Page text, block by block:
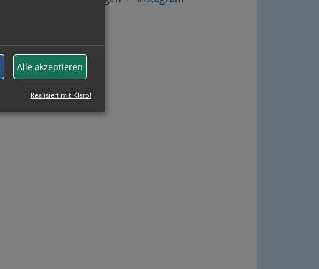
Alle akzeptieren
Realisiert mit Klaro!